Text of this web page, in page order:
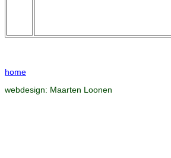
home
webdesign: Maarten Loonen